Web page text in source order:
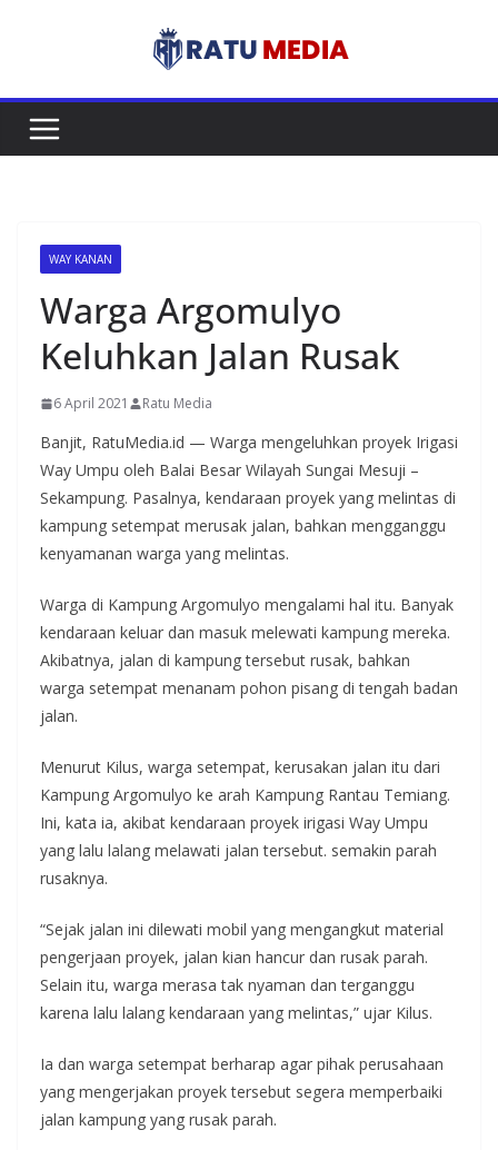
WAY KANAN
Warga Argomulyo
Keluhkan Jalan Rusak
6 April 2021 Ratu Media
Banjit, RatuMedia.id — Warga mengeluhkan proyek Irigasi
Way Umpu oleh Balai Besar Wilayah Sungai Mesuji –
Sekampung. Pasalnya, kendaraan proyek yang melintas di
kampung setempat merusak jalan, bahkan mengganggu
kenyamanan warga yang melintas.
Warga di Kampung Argomulyo mengalami hal itu. Banyak
kendaraan keluar dan masuk melewati kampung mereka.
Akibatnya, jalan di kampung tersebut rusak, bahkan
warga setempat menanam pohon pisang di tengah badan
jalan.
Menurut Kilus, warga setempat, kerusakan jalan itu dari
Kampung Argomulyo ke arah Kampung Rantau Temiang.
Ini, kata ia, akibat kendaraan proyek irigasi Way Umpu
yang lalu lalang melawati jalan tersebut. semakin parah
rusaknya.
“Sejak jalan ini dilewati mobil yang mengangkut material
pengerjaan proyek, jalan kian hancur dan rusak parah.
Selain itu, warga merasa tak nyaman dan terganggu
karena lalu lalang kendaraan yang melintas,” ujar Kilus.
Ia dan warga setempat berharap agar pihak perusahaan
yang mengerjakan proyek tersebut segera memperbaiki
jalan kampung yang rusak parah.